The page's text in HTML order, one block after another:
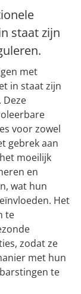
staat zijn
met
in staat zijn
Deze
voor zowel
gebrek aan
moeilijk
en
wat hun
Het
te
zodat ze
met hun
te